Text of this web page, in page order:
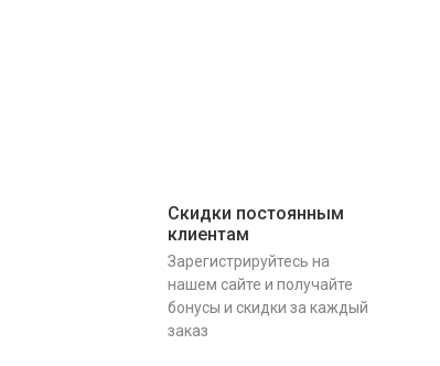
Скидки постоянным
клиентам
Зарегистрируйтесь на
нашем сайте и получайте
бонусы и скидки за каждый
заказ